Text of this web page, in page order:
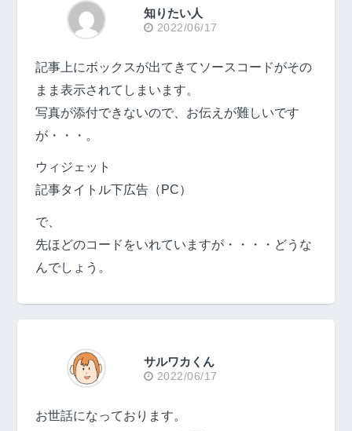
知りたい人
2022/06/17
記事上にボックスが出てきてソースコードがその
まま表示されてしまいます。
写真が添付できないので、お伝えが難しいです
が・・・。
ウィジェット
記事タイトル下広告（PC）
で、
先ほどのコードをいれていますが・・・・どうな
んでしょう。
サルワカくん
2022/06/17
お世話になっております。